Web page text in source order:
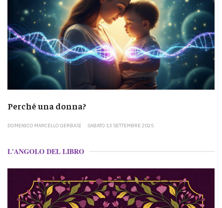
Perché una donna?
DOMENICO MARCELLO GERBASI SABATO 13 SETTEMBRE 2025
L'ANGOLO DEL LIBRO